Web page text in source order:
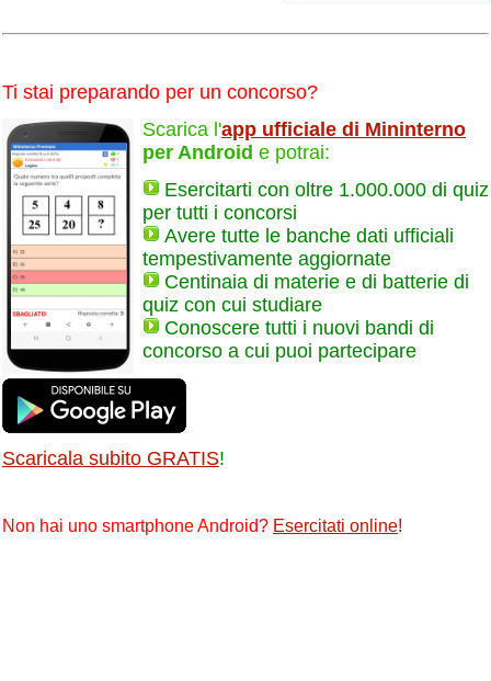
Ti stai preparando per un concorso?
Scarica l'app ufficiale di Mininterno
per Android e potrai:
Esercitarti con oltre 1.000.000 di quiz
per tutti i concorsi
Avere tutte le banche dati ufficiali
tempestivamente aggiornate
Centinaia di materie e di batterie di
quiz con cui studiare
Conoscere tutti i nuovi bandi di
concorso a cui puoi partecipare
Scaricala subito GRATIS!
Non hai uno smartphone Android? Esercitati online!